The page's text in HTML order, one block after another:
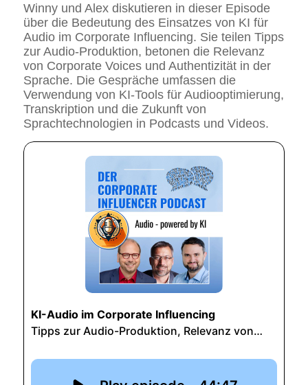
Winny und Alex diskutieren in dieser Episode
über die Bedeutung des Einsatzes von KI für
Audio im Corporate Influencing. Sie teilen Tipps
zur Audio-Produktion, betonen die Relevanz
von Corporate Voices und Authentizität in der
Sprache. Die Gespräche umfassen die
Verwendung von KI-Tools für Audiooptimierung,
Transkription und die Zukunft von
Sprachtechnologien in Podcasts und Videos.